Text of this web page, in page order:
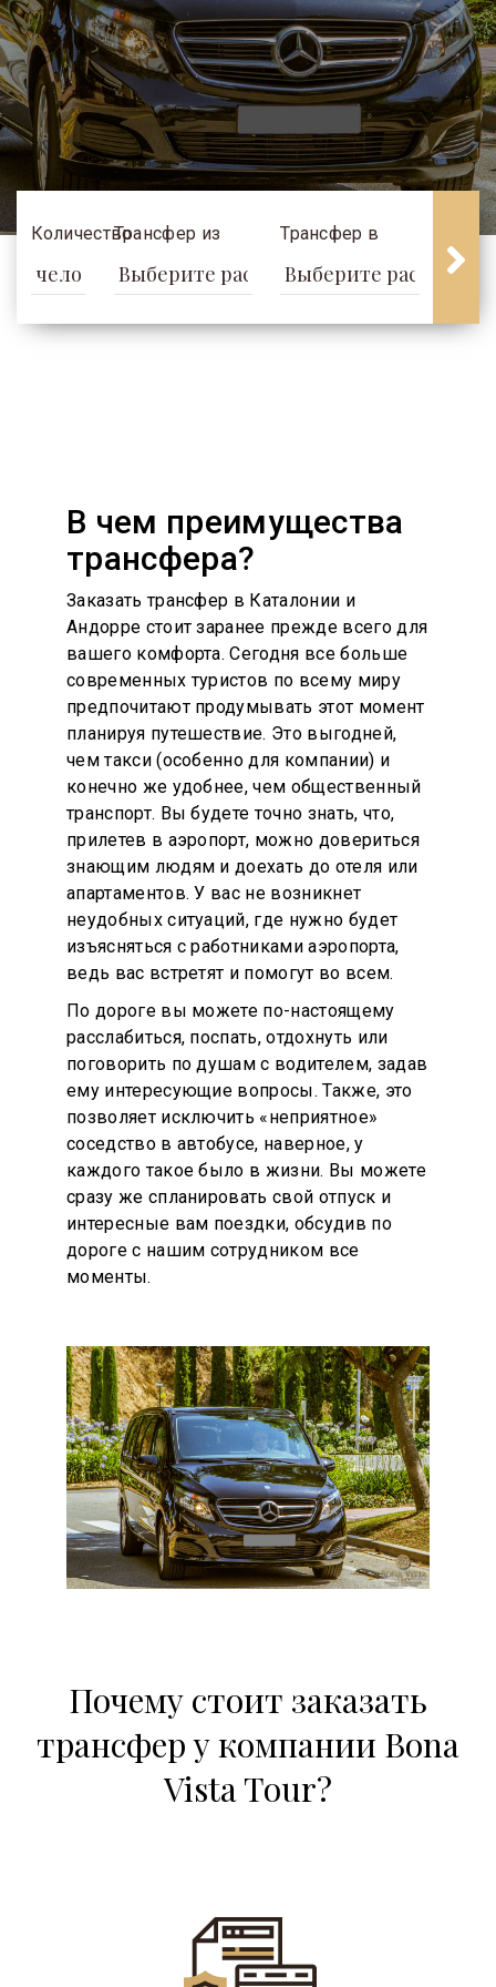
КоличествоТрансфер из Трансфер в
В чем преимущества
трансфера?
Заказать трансфер в Каталонии и
Андорре стоит заранее прежде всего для
вашего комфорта. Сегодня все больше
современных туристов по всему миру
предпочитают продумывать этот момент
планируя путешествие. Это выгодней,
чем такси (особенно для компании) и
конечно же удобнее, чем общественный
транспорт. Вы будете точно знать, что,
прилетев в аэропорт, можно довериться
знающим людям и доехать до отеля или
апартаментов. У вас не возникнет
неудобных ситуаций, где нужно будет
изъясняться с работниками аэропорта,
ведь вас встретят и помогут во всем.
По дороге вы можете по-настоящему
расслабиться, поспать, отдохнуть или
поговорить по душам с водителем, задав
ему интересующие вопросы. Также, это
позволяет исключить «неприятное»
соседство в автобусе, наверное, у
каждого такое было в жизни. Вы можете
сразу же спланировать свой отпуск и
интересные вам поездки, обсудив по
дороге с нашим сотрудником все
моменты.
Почему стоит заказать
трансфер у компании Bona
Vista Tour?